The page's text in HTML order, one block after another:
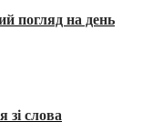
погляд на день
зі слова